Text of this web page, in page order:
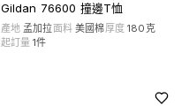
Gildan 76600 撞邊T恤
產地 孟加拉面料 美國棉 厚度 180克
起訂量 1件